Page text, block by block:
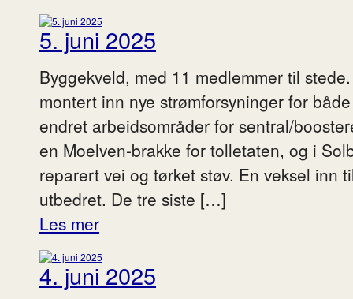
5. juni 2025
Byggekveld, med 11 medlemmer til
montert inn nye strømforsyninger for
endret arbeidsområder for sentral/
en Moelven-brakke for tolletaten, og i
reparert vei og tørket støv. En veksel inn
utbedret. De tre siste […]
Les mer
4. juni 2025